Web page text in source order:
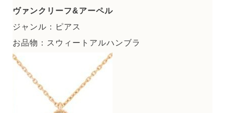
ヴァンクリーフ&アーペル
ジャンル：ピアス
お品物：スウィートアルハンブラ